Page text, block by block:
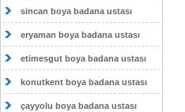
sincan boya badana ustası
eryaman boya badana ustası
etimesgut boya badana ustası
konutkent boya badana ustası
çayyolu boya badana ustası